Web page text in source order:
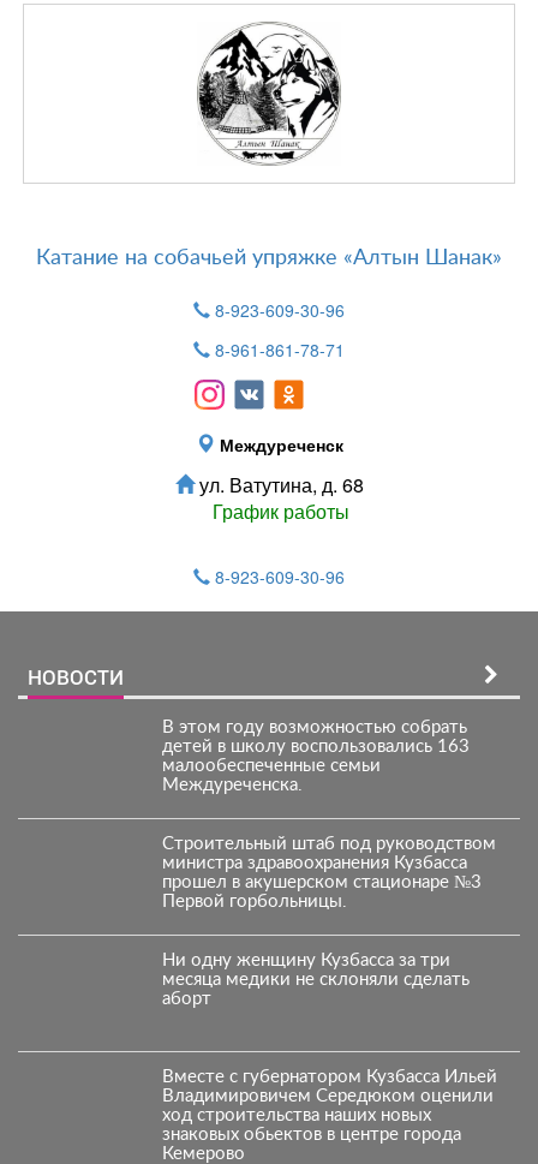
Катание на собачьей упряжке «Алтын Шанак»
8-923-609-30-96
8-961-861-78-71
Междуреченск
ул. Ватутина, д. 68
График работы
8-923-609-30-96
НОВОСТИ
В этом году возможностью собрать
детей в школу воспользовались 163
малообеспеченные семьи
Междуреченска.
Строительный штаб под руководством
министра здравоохранения Кузбасса
прошел в акушерском стационаре №3
Первой горбольницы.
Ни одну женщину Кузбасса за три
месяца медики не склоняли сделать
аборт
Вместе с губернатором Кузбасса Ильей
Владимировичем Середюком оценили
ход строительства наших новых
знаковых обьектов в центре города
Кемерово